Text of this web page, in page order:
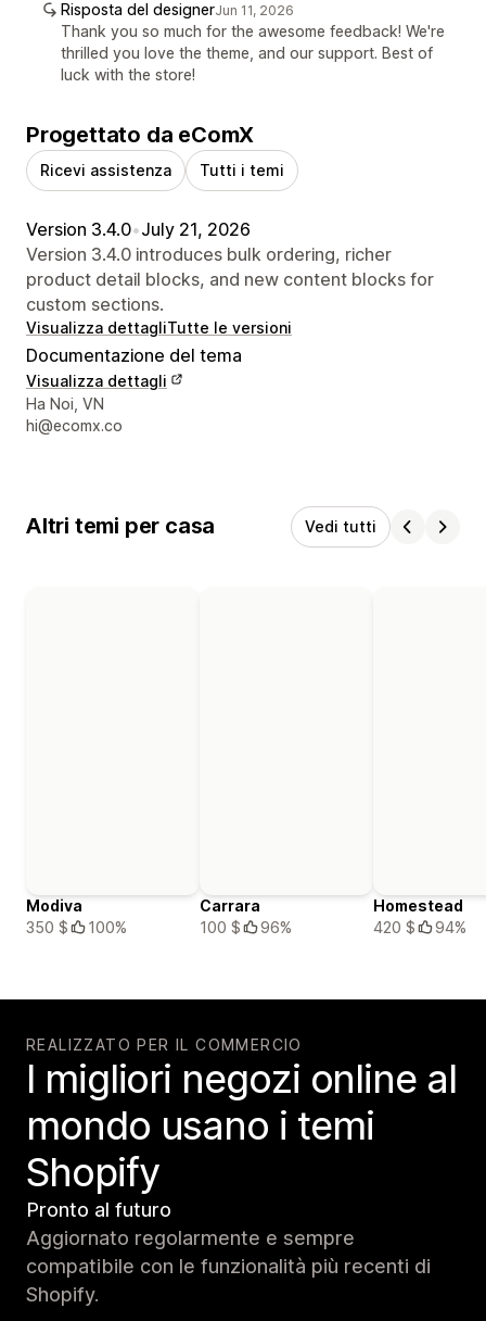
Risposta del designerJun 11, 2026
Thank you so much for the awesome feedback! We're
thrilled you love the theme, and our support. Best of
luck with the store!
Progettato da eComX
Ricevi assistenza Tutti i temi
Version 3.4.0•July 21, 2026
Version 3.4.0 introduces bulk ordering, richer
product detail blocks, and new content blocks for
custom sections.
Visualizza dettagliTutte le versioni
Documentazione del tema
Visualizza dettagli
Recapiti del designer
Ha Noi, VN
hi@ecomx.co
Altri temi per casa Vedi tutti
Modiva
350 $
100%
Carrara
100 $
96%
Homestead
420 $
94%
REALIZZATO PER IL COMMERCIO
I migliori negozi online al
mondo usano i temi
Shopify
Pronto al futuro
Aggiornato regolarmente e sempre
compatibile con le funzionalità più recenti di
Shopify.